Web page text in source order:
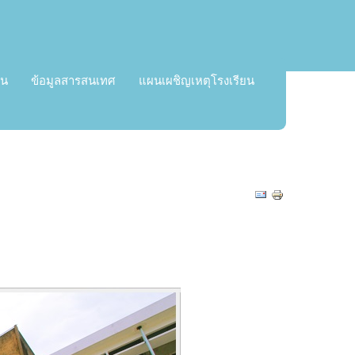
ข้อมูลสารสนเทศ แผนเผชิญเหตุโรงเรียน